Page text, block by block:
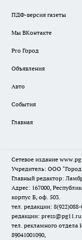
ПДФ-версия газеты
Мы ВКонтакте
Pro Город
Объявления
Авто
События
Главная
Сетевое издание
Учредитель: ООО "Город
Главный редактор:
Адрес: 167000,
корпус Б, оф. 503.
тел. редакции:
редакции: press@pg11.ru
тел. рекламного отдела
89041001090,